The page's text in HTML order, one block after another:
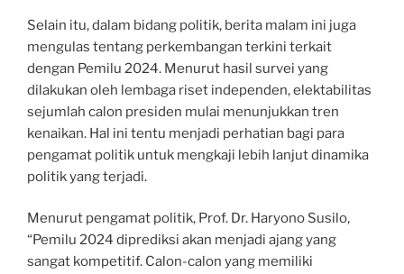
Selain itu, dalam bidang politik, berita malam ini juga
mengulas tentang perkembangan terkini terkait
dengan Pemilu 2024. Menurut hasil survei yang
dilakukan oleh lembaga riset independen, elektabilitas
sejumlah calon presiden mulai menunjukkan tren
kenaikan. Hal ini tentu menjadi perhatian bagi para
pengamat politik untuk mengkaji lebih lanjut dinamika
politik yang terjadi.
Menurut pengamat politik, Prof. Dr. Haryono Susilo,
“Pemilu 2024 diprediksi akan menjadi ajang yang
sangat kompetitif. Calon-calon yang memiliki